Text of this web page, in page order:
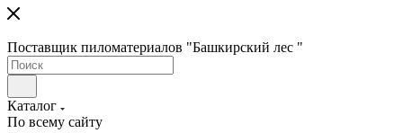
Поставщик пиломатериалов "Башкирский лес "
Каталог
По всему сайту